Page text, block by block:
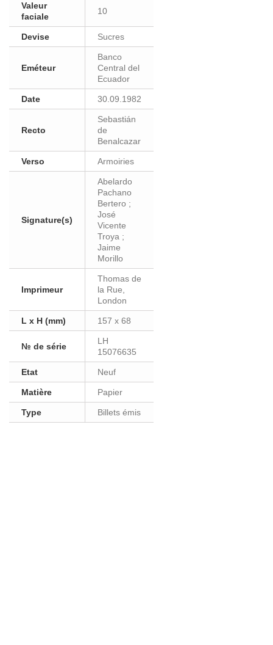
Valeur
faciale
10
Devise Sucres
Eméteur
Banco
Central del
Ecuador
Date 30.09.1982
Recto
Sebastián
de
Benalcazar
Verso Armoiries
Signature(s)
Abelardo
Pachano
Bertero ;
José
Vicente
Troya ;
Jaime
Morillo
Imprimeur
Thomas de
la Rue,
London
L x H (mm) 157 x 68
№ de série
LH
15076635
Etat Neuf
Matière Papier
Type Billets émis